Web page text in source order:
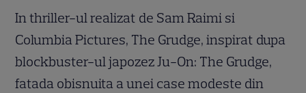
In thriller-ul realizat de Sam Raimi si
Columbia Pictures, The Grudge, inspirat dupa
blockbuster-ul japozez Ju-On: The Grudge,
fatada obisnuita a unei case modeste din